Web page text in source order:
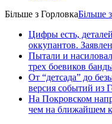
Більше з ГорловкаБільше
Цифры есть,
оккупантов.
Пытали и
трех боевиков
От “детсада” до
версия событий из
На Покровском
чем на ближайшем